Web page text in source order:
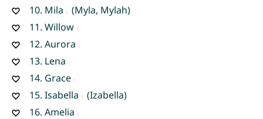
10. Mila
(Myla, Mylah)
11. Willow
12. Aurora
13. Lena
14. Grace
15. Isabella
(Izabella)
16. Amelia